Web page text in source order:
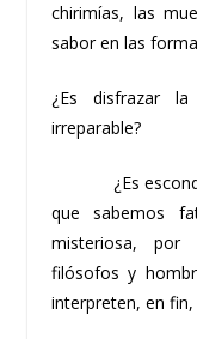
chirimías, las
sabor en las
¿Es disfrazar
irreparable?
¿Es esconder
que sabemos
misteriosa, por
filósofos y
interpreten, en